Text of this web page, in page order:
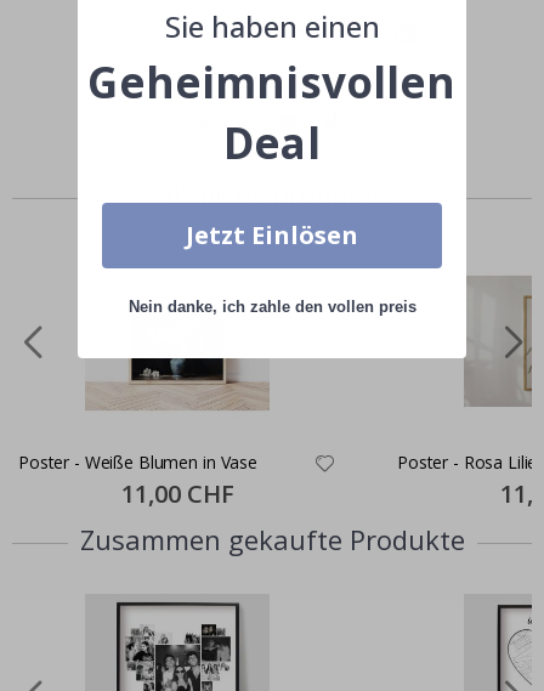
Teile dein Bild mit #namly_design
Ähnliche produkte
Poster - Weiße Blumen in Vase
Special
Price
11,00 CHF
Poster - Rosa Lilie
Price
Zusammen gekaufte Produkte
Sie haben einen
Geheimnisvollen
Deal
Jetzt Einlösen
Nein danke, ich zahle den vollen preis